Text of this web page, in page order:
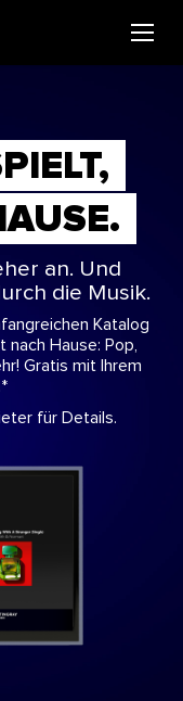
an. Und
die Musik.
Katalog
Hause: Pop,
Gratis mit Ihrem
für Details.